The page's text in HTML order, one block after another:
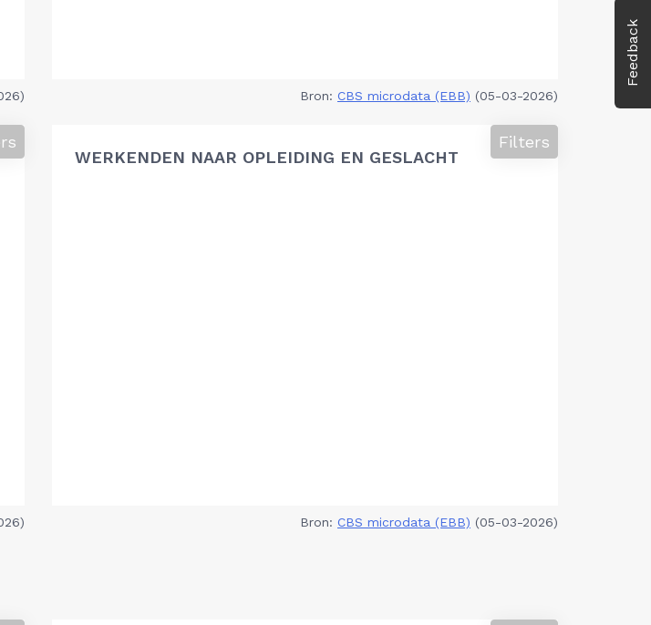
Feedback
Bron: CBS microdata (EBB) (05-03-2026)
WERKENDEN NAAR OPLEIDING EN GESLACHT
Filters
Bron: CBS microdata (EBB) (05-03-2026)